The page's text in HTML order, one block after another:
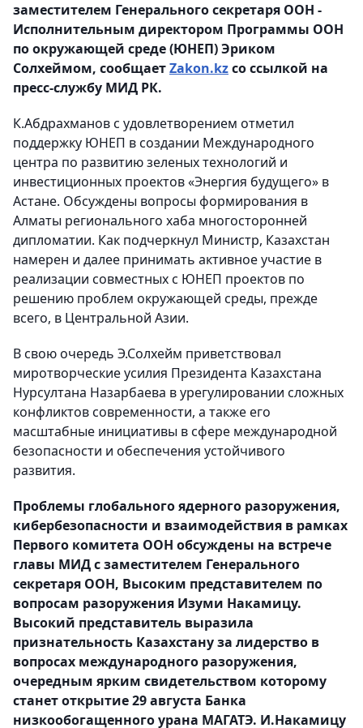
заместителем Генерального секретаря ООН -
Исполнительным директором Программы ООН
по окружающей среде (ЮНЕП) Эриком
Солхеймом, сообщаетZakon.kzсо ссылкой на
пресс-службу МИД РК.
К.Абдрахманов с удовлетворением отметил
поддержку ЮНЕП в создании Международного
центра по развитию зеленых технологий и
инвестиционных проектов «Энергия будущего» в
Астане. Обсуждены вопросы формирования в
Алматы регионального хаба многосторонней
дипломатии. Как подчеркнул Министр, Казахстан
намерен и далее принимать активное участие в
реализации совместных с ЮНЕП проектов по
решению проблем окружающей среды, прежде
всего, в Центральной Азии.
В свою очередь Э.Солхейм приветствовал
миротворческие усилия Президента Казахстана
Нурсултана Назарбаева в урегулировании сложных
конфликтов современности, а также его
масштабные инициативы в сфере международной
безопасности и обеспечения устойчивого
развития.
Проблемы глобального ядерного разоружения,
кибербезопасности и взаимодействия в рамках
Первого комитета ООН обсуждены на встрече
главы МИД с заместителем Генерального
секретаря ООН, Высоким представителем по
вопросам разоружения Изуми Накамицу.
Высокий представитель выразила
признательность Казахстану за лидерство в
вопросах международного разоружения,
очередным ярким свидетельством которому
станет открытие 29 августа Банка
низкообогащенного урана МАГАТЭ. И.Накамицу